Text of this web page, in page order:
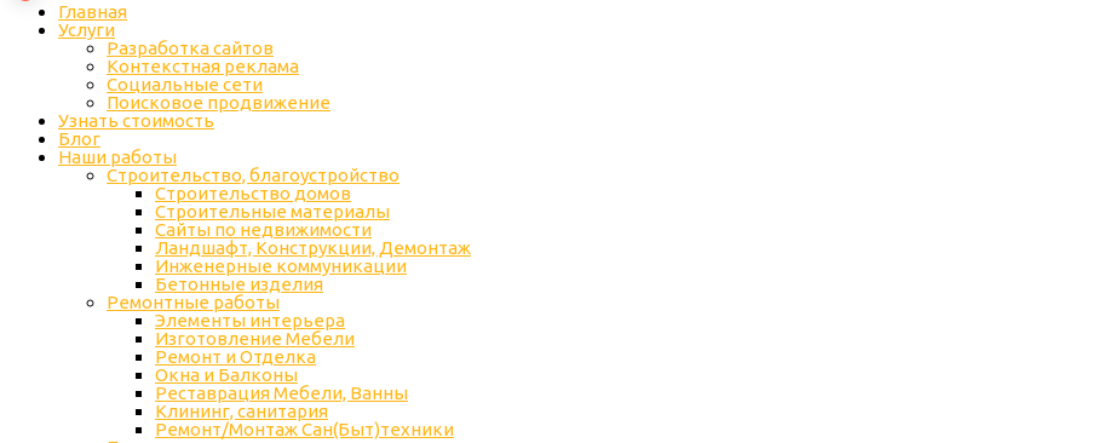
Главная
Услуги
Разработка сайтов
Контекстная реклама
Социальные сети
Поисковое продвижение
Узнать стоимость
Блог
Наши работы
Строительство, благоустройство
Строительство домов
Строительные материалы
Сайты по недвижимости
Ландшафт, Конструкции, Демонтаж
Инженерные коммуникации
Бетонные изделия
Ремонтные работы
Элементы интерьера
Изготовление Мебели
Ремонт и Отделка
Окна и Балконы
Реставрация Мебели, Ванны
Клининг, санитария
Ремонт/Монтаж Сан(Быт)техники